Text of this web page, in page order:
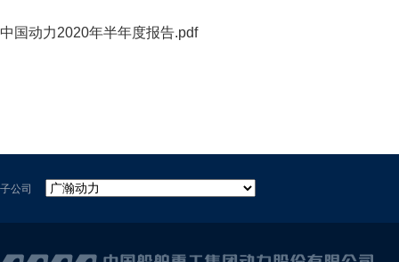
中国动力2020年半年度报告.pdf
子公司